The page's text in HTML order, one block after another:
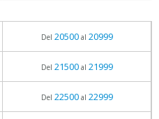
Del 20500al 20999
Del 21500al 21999
Del 22500al 22999